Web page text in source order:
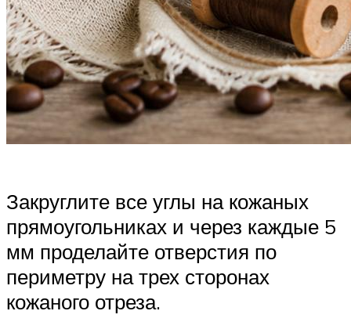
Закруглите все углы на кожаных
прямоугольниках и через каждые 5
мм проделайте отверстия по
периметру на трех сторонах
кожаного отреза.